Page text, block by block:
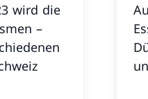
wird die
–